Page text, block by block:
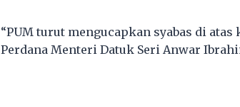
“PUM turut mengucapkan syabas di
Perdana Menteri Datuk Seri Anwar